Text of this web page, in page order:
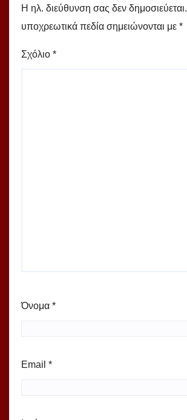
Η ηλ. διεύθυνση σας δεν δημοσιεύεται.
υποχρεωτικά πεδία σημειώνονται με *
Σχόλιο *
Όνομα *
Email *